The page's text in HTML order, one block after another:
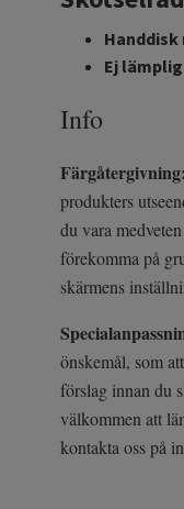
Ej
Info
Färgåtergivning:
produkters
du vara
förekomma på
skärmens
önskemål, som
förslag innan du
välkommen att
kontakta oss på